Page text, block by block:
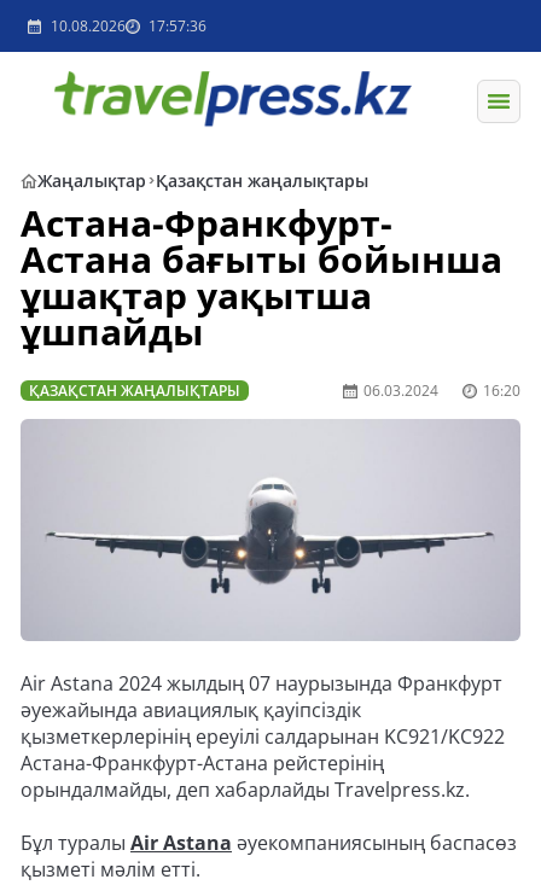
10.08.2026 17:57:36
Жаңалықтар Қазақстан жаңалықтары
Астана-Франкфурт-
Астана бағыты бойынша
ұшақтар уақытша
ұшпайды
ҚАЗАҚСТАН ЖАҢАЛЫҚТАРЫ 06.03.2024 16:20
Air Astana 2024 жылдың 07 наурызында Франкфурт
әуежайында авиациялық қауіпсіздік
қызметкерлерінің ереуілі салдарынан KС921/KС922
Астана-Франкфурт-Астана рейстерінің
орындалмайды, деп хабарлайды Travelpress.kz.
Бұл туралы Air Astana әуекомпаниясының баспасөз
қызметі мәлім етті.